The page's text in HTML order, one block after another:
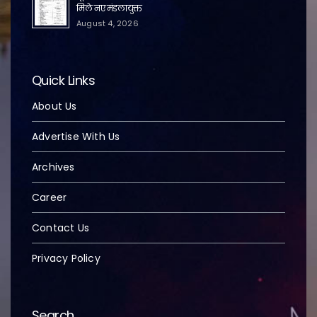
मिले नए मंडलायुक्त
August 4, 2026
Quick Links
About Us
Advertise With Us
Archives
Career
Contact Us
Privacy Policy